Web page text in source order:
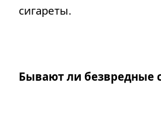
сигареты.
Бывают ли безвредные